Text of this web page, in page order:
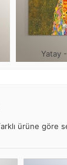
Yatay
ürüne göre